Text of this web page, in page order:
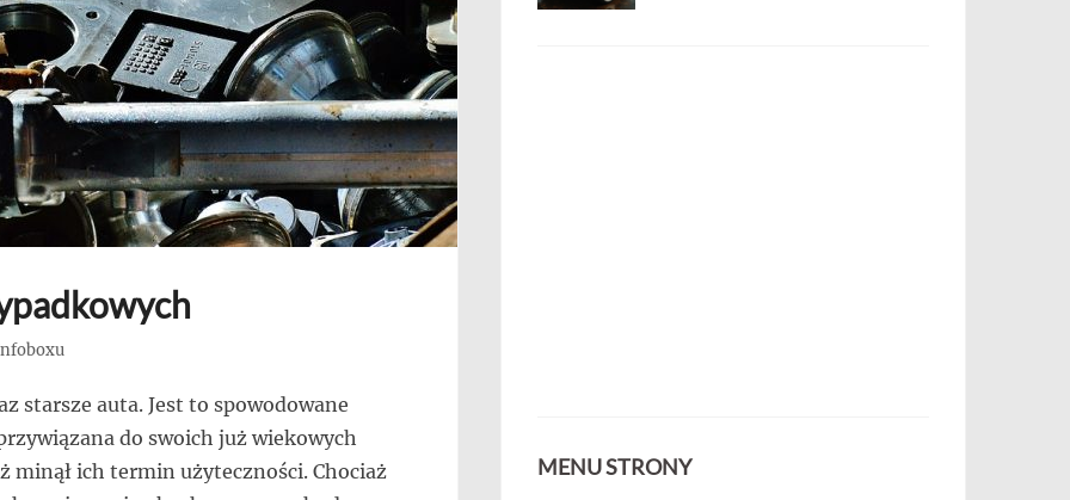
starsze auta. Jest to spowodowane
do swoich już wiekowych
minął ich termin użyteczności. Chociaż
MENU STRONY